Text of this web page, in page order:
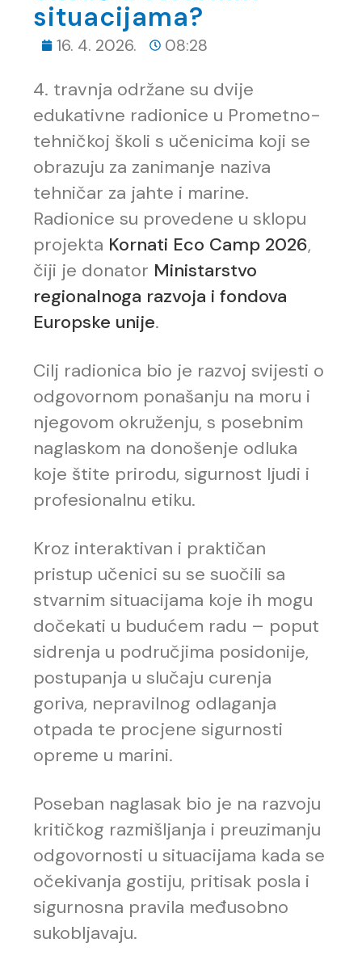
situacijama?
16. 4. 2026. 08:28
4. travnja održane su dvije
edukativne radionice u Prometno-
tehničkoj školi s učenicima koji se
obrazuju za zanimanje naziva
tehničar za jahte i marine.
Radionice su provedene u sklopu
projekta Kornati Eco Camp 2026,
čiji je donator Ministarstvo
regionalnoga razvoja i fondova
Europske unije.
Cilj radionica bio je razvoj svijesti o
odgovornom ponašanju na moru i
njegovom okruženju, s posebnim
naglaskom na donošenje odluka
koje štite prirodu, sigurnost ljudi i
profesionalnu etiku.
Kroz interaktivan i praktičan
pristup učenici su se suočili sa
stvarnim situacijama koje ih mogu
dočekati u budućem radu – poput
sidrenja u područjima posidonije,
postupanja u slučaju curenja
goriva, nepravilnog odlaganja
otpada te procjene sigurnosti
opreme u marini.
Poseban naglasak bio je na razvoju
kritičkog razmišljanja i preuzimanju
odgovornosti u situacijama kada se
očekivanja gostiju, pritisak posla i
sigurnosna pravila međusobno
sukobljavaju.